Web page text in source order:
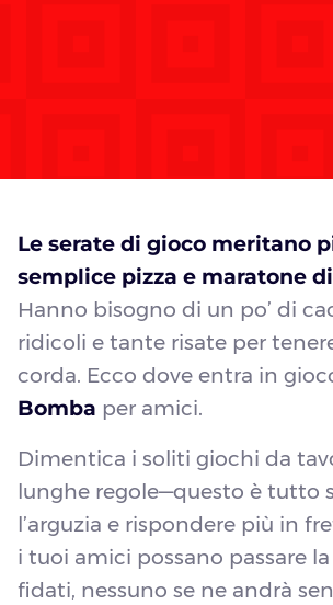
Le serate di gioco meritano
semplice pizza e maratone
Hanno bisogno di un po’ di
ridicoli e tante risate per
corda. Ecco dove entra in
Bomba per amici.
Dimentica i soliti giochi da
lunghe regole—questo è tutto
l’arguzia e rispondere più in
i tuoi amici possano passare
fidati, nessuno se ne andrà